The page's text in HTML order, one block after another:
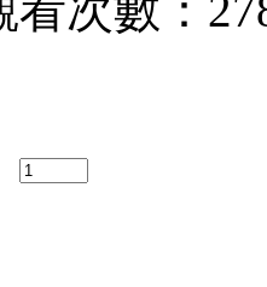
看次數：